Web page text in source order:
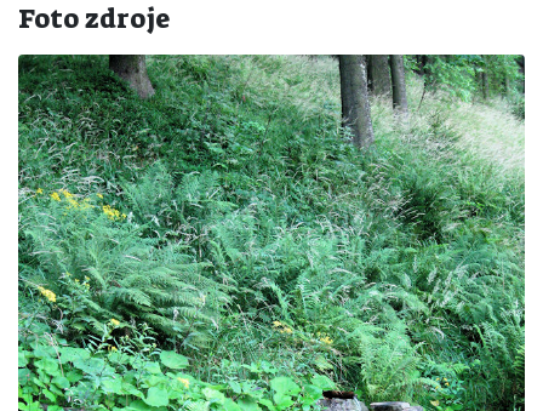
Foto zdroje